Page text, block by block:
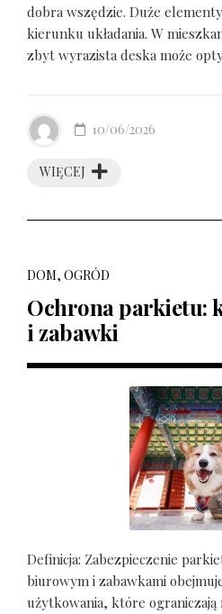
dobra wszędzie. Duże
kierunku układania. W
zbyt wyrazista deska może
WIĘCEJ
10/06/2026
DOM, OGRÓD
Ochrona parkietu:
i zabawki
Definicja: Zabezpieczenie
biurowym i zabawkami
użytkowania, które ograniczają